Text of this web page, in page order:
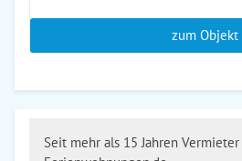
zum Objekt
Seit mehr als 15 Jahren